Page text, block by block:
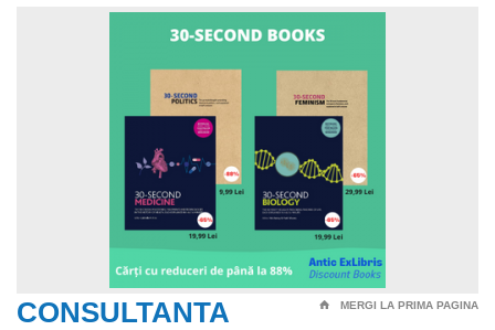
CONSULTANTA ⌂ MERGI LA PRIMA PAGINA